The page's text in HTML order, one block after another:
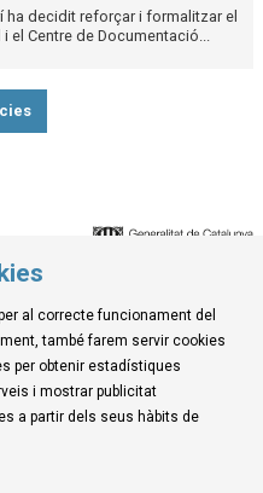
ha decidit reforçar i formalitzar el
el Centre de Documentació...
al correcte funcionament del
també farem servir cookies
per obtenir estadístiques
i mostrar publicitat
a partir dels seus hàbits de